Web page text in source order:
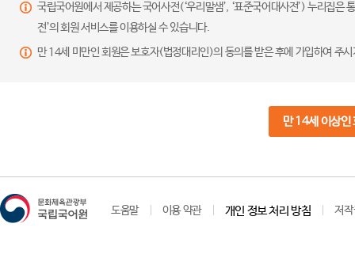
국립국어원에서 제공하는 국어사전(‘우리말샘’, ‘표준국어대사전’) 누리집
전’의 회원 서비스를 이용하실 수 있습니다.
만 14세 미만인 회원은 보호자(법정대리인)의 동의를 받은 후에 가입하여 주
만 14세 이상인
도움말 이용 약관 개인 정보 처리 방침 저